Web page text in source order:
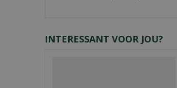
INTERESSANT VOOR JOU?